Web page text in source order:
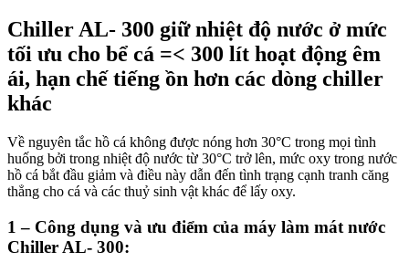
Chiller AL- 300 giữ nhiệt độ nước ở mức
tối ưu cho bể cá =< 300 lít hoạt động êm
ái, hạn chế tiếng ồn hơn các dòng chiller
khác
Về nguyên tắc hồ cá không được nóng hơn 30°C trong mọi tình
huống bởi trong nhiệt độ nước từ 30°C trở lên, mức oxy trong nước
hồ cá bắt đầu giảm và điều này dẫn đến tình trạng cạnh tranh căng
thẳng cho cá và các thuỷ sinh vật khác để lấy oxy.
1 – Công dụng và ưu điểm của máy làm mát nước
Chiller AL- 300: